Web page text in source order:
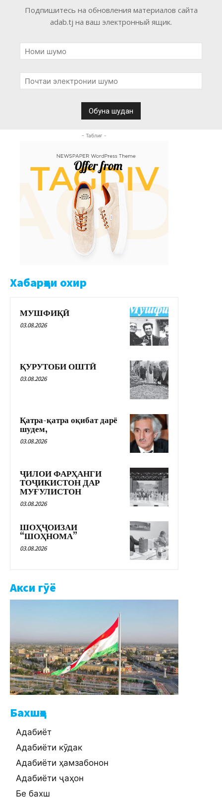
Подпишитесь на обновления материалов сайта
adab.tj на ваш электронный ящик.
- Таблиғ -
Хабарҳои охир
МУШФИҚӢ
03.08.2026
ҚУРУТОБИ ОШТӢ
03.08.2026
Қатра-қатра оқибат дарё
шудем,
03.08.2026
ҶИЛОИ ФАРҲАНГИ
ТОҶИКИСТОН ДАР
МУҒУЛИСТОН
03.08.2026
ШОҲҶОИЗАИ
“ШОҲНОМА”
03.08.2026
Акси гӯё
Бахшҳо
Адабиёт
Адабиёти кӯдак
Адабиёти ҳамзабонон
Адабиёти ҷаҳон
Бе бахш